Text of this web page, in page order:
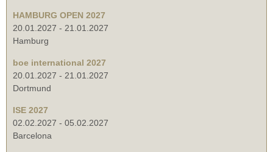
HAMBURG OPEN 2027
20.01.2027 - 21.01.2027
Hamburg
boe international 2027
20.01.2027 - 21.01.2027
Dortmund
ISE 2027
02.02.2027 - 05.02.2027
Barcelona